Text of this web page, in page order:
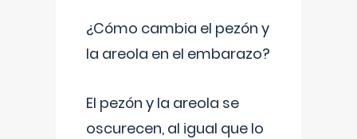
¿Cómo cambia el pezón y
la areola en el embarazo?
El pezón y la areola se
oscurecen, al igual que lo